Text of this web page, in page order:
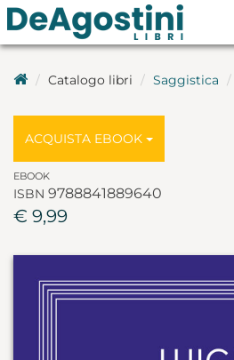
Catalogo libri Saggistica
ACQUISTA EBOOK
EBOOK
ISBN 9788841889640
€ 9,99